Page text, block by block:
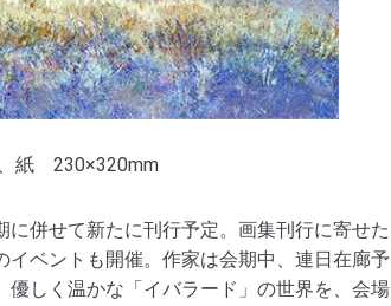
、紙 230×320mm
併せて新たに刊行予定。画集刊行に寄せた
ベントも開催。作家は会期中、連日在廊予
しく温かな「イバラード」の世界を、会場